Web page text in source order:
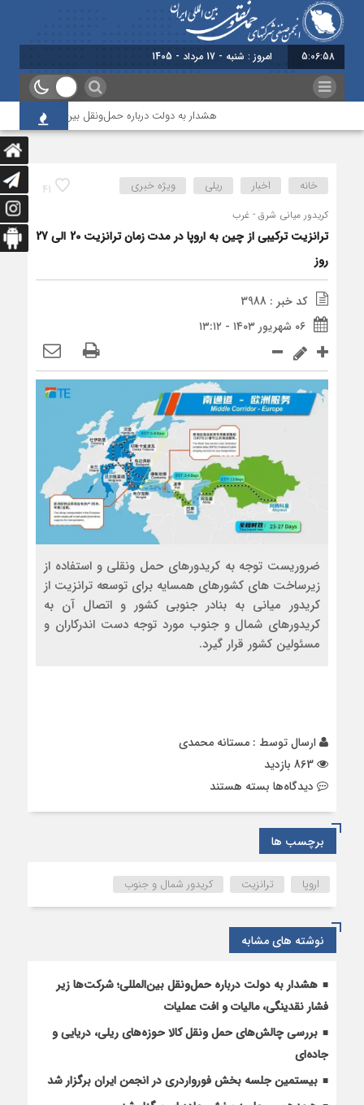
5:06:58 امروز : شنبه - 17 مرداد - 1405
هشدار به دولت درباره حمل‌ونقل بین‌المللی؛ شرکت‌ها
41 خانه اخبار ریلی ویژه خبری
کریدور میانی شرق - غرب
ترانزیت ترکیبی از چین به اروپا در مدت زمان ترانزیت 20 الی 27
روز
کد خبر : 3988
۰۶ شهریور ۱۴۰۳ - ۱۳:۱۲
ضروریست توجه به کریدورهای حمل ونقلی و استفاده از
زیرساخت های کشورهای همسایه برای توسعه ترانزیت از
کریدور میانی به بنادر جنوبی کشور و اتصال آن به
کریدورهای شمال و جنوب مورد توجه دست اندرکاران و
مسئولین کشور قرار گیرد.
ارسال توسط : مستانه محمدی
دیدگاه‌ها برای
چین
به
اروپا
در
مدت
زمان
20
27
روز
بسته هستند
برچسب ها
اروپا ترانزیت کریدور شمال و جنوب
نوشته های مشابه
هشدار به دولت درباره حمل‌ونقل بین‌المللی؛ شرکت‌ها زیر
فشار نقدینگی، مالیات و افت عملیات
بررسی چالش‌های حمل ونقل کالا حوزه‌های ریلی، دریایی و
جاده‌ای
بیستمین جلسه بخش فورواردری در انجمن ایران برگزار شد